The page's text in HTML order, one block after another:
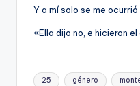
Y a mí solo se me
«Ella dijo no, e hicieron
Etiquetas:
25 género